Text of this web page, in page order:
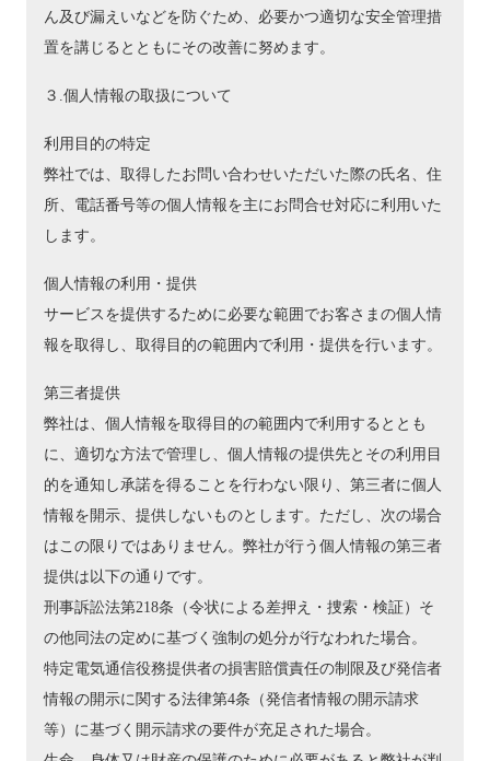
ん及び漏えいなどを防ぐため、必要かつ適切な安全管理措
置を講じるとともにその改善に努めます。
３.個人情報の取扱について
利用目的の特定
弊社では、取得したお問い合わせいただいた際の氏名、住
所、電話番号等の個人情報を主にお問合せ対応に利用いた
します。
個人情報の利用・提供
サービスを提供するために必要な範囲でお客さまの個人情
報を取得し、取得目的の範囲内で利用・提供を行います。
第三者提供
弊社は、個人情報を取得目的の範囲内で利用するととも
に、適切な方法で管理し、個人情報の提供先とその利用目
的を通知し承諾を得ることを行わない限り、第三者に個人
情報を開示、提供しないものとします。ただし、次の場合
はこの限りではありません。弊社が行う個人情報の第三者
提供は以下の通りです。
刑事訴訟法第218条（令状による差押え・捜索・検証）そ
の他同法の定めに基づく強制の処分が行なわれた場合。
特定電気通信役務提供者の損害賠償責任の制限及び発信者
情報の開示に関する法律第4条（発信者情報の開示請求
等）に基づく開示請求の要件が充足された場合。